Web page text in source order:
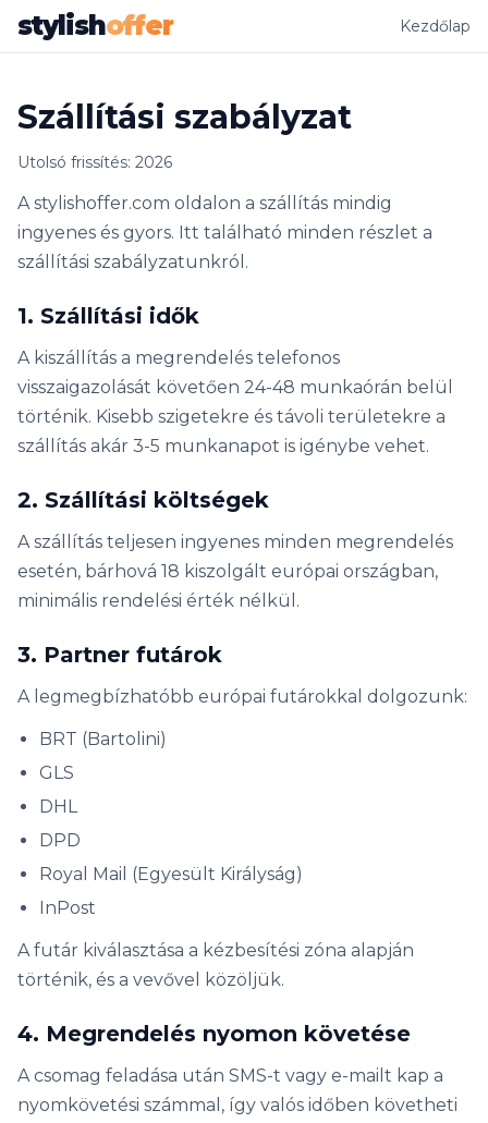
stylishoffer Kezdőlap
Szállítási szabályzat
Utolsó frissítés: 2026
A stylishoffer.com oldalon a szállítás mindig
ingyenes és gyors. Itt található minden részlet a
szállítási szabályzatunkról.
1. Szállítási idők
A kiszállítás a megrendelés telefonos
visszaigazolását követően 24-48 munkaórán belül
történik. Kisebb szigetekre és távoli területekre a
szállítás akár 3-5 munkanapot is igénybe vehet.
2. Szállítási költségek
A szállítás teljesen ingyenes minden megrendelés
esetén, bárhová 18 kiszolgált európai országban,
minimális rendelési érték nélkül.
3. Partner futárok
A legmegbízhatóbb európai futárokkal dolgozunk:
BRT (Bartolini)
GLS
DHL
DPD
Royal Mail (Egyesült Királyság)
InPost
A futár kiválasztása a kézbesítési zóna alapján
történik, és a vevővel közöljük.
4. Megrendelés nyomon követése
A csomag feladása után SMS-t vagy e-mailt kap a
nyomkövetési számmal, így valós időben követheti